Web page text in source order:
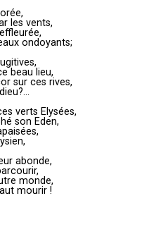
les vents,
ondoyants;
beau lieu,
sur ces rives,
verts Elysées,
son Eden,
abonde,
monde,
mourir !